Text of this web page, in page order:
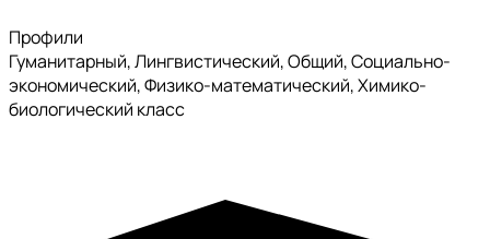
Профили
Гуманитарный, Лингвистический, Общий, Социально-
экономический, Физико-математический, Химико-
биологический класс